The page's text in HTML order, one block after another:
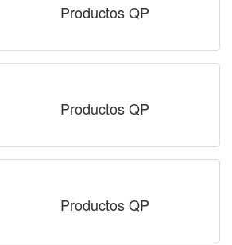
Productos QP
Productos QP
Productos QP